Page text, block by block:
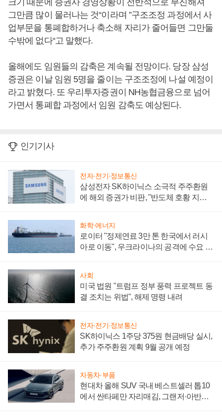
크기 때문에 증권사 경영상황이 전반적으로 부진해져
그만큼 많이 물러나는 것“이라며 ”구조조정 과정에서 사
업부문을 통폐합하거나 축소해 자리가 줄어들면 그만둘
수밖에 없다“고 말했다.
올해에도 임원들의 감축은 계속될 전망이다. 당장 삼성
증권은 이날 임원 5명을 줄이는 구조조정에 나설 예정이
라고 밝혔다. 또 우리투자증권이 NH농협금융으로 넘어
가면서 통폐합 과정에서 임원 감축도 예상된다.
인기기사
전자·전기·정보통신
삼성전자 SK하이닉스 소극적 주주환원
에 해외 증권가 비판, "반도체 호황 지속
화학·에너지
로이터 "정제연료 3만 톤 한국에서 러시
아로 이동", 우크라이나의 공격에 수요 늘
사회
미국 법원 "트럼프 정부 풍력 프로젝트 동
결 조치는 위법", 해제 명령 내려
전자·전기·정보통신
SK하이닉스 1주당 375원 현금배당 실시,
추가 주주환원 계획 9월 공개 예정
자동차·부품
현대차 올해 SUV 국내 베스트셀러 톱10
에서 싼타페만 자리매김, 그랜저·아반떼